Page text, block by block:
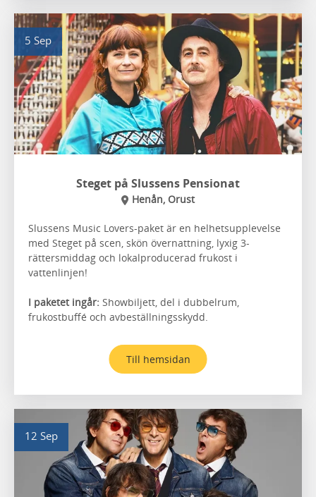
5 Sep
Steget på Slussens Pensionat
Henån, Orust
Slussens Music Lovers-paket är en helhetsupplevelse
med Steget på scen, skön övernattning, lyxig 3-
rättersmiddag och lokalproducerad frukost i
vattenlinjen!
I paketet ingår: Showbiljett, del i dubbelrum,
frukostbuffé och avbeställningsskydd.
Till hemsidan
12 Sep